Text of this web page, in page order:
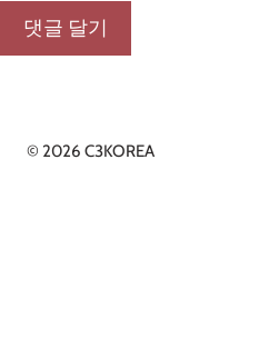
© 2026 C3KOREA